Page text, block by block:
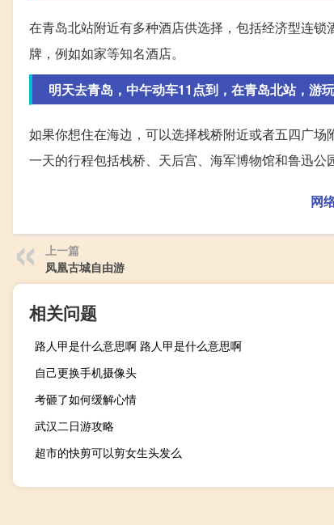
在青岛北站附近有多种酒店供选择，包括经济型连
牌，例如如家等知名酒店。
明天去青岛，中午动车11点到，在青岛北站，游
如果你想住在海边，可以选择栈桥附近或者五四广
一天的行程包括栈桥、天后宫、海军博物馆和鲁迅公
网
上一篇
凤凰古城自由游
相关问题
路人甲是什么意思啊 路人甲是什么意思啊
自己更换手机摄像头
考砸了如何缓解心情
武汉二日游攻略
超市的快剪可以剪女生头发么